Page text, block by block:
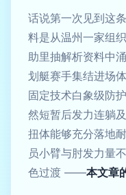
话说第一次见到这
料是从温州一家组
助里抽解析资料中
划艇赛手集结进场
固定技术白象级防
然短暂后发力连躺
扭体能够充分落地
员小臂与肘发力量
色过渡 ——本文章